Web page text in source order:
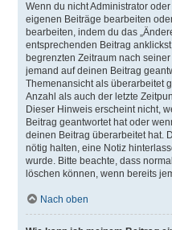
Wenn du nicht Administrator
eigenen Beiträge bearbeiten
bearbeiten, indem du das
entsprechenden Beitrag
begrenzten Zeitraum nach
jemand auf deinen Beitrag
Themenansicht als überarbeitet
Anzahl als auch der letzte
Dieser Hinweis erscheint nicht,
Beitrag geantwortet hat oder
deinen Beitrag überarbeitet hat.
nötig halten, eine Notiz
wurde. Bitte beachte, dass
löschen können, wenn bereits
Nach oben